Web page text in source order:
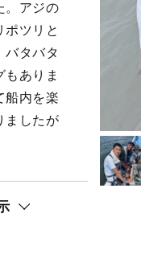
。アジの
ポツリと
バタバタ
もありま
船内を楽
ましたが